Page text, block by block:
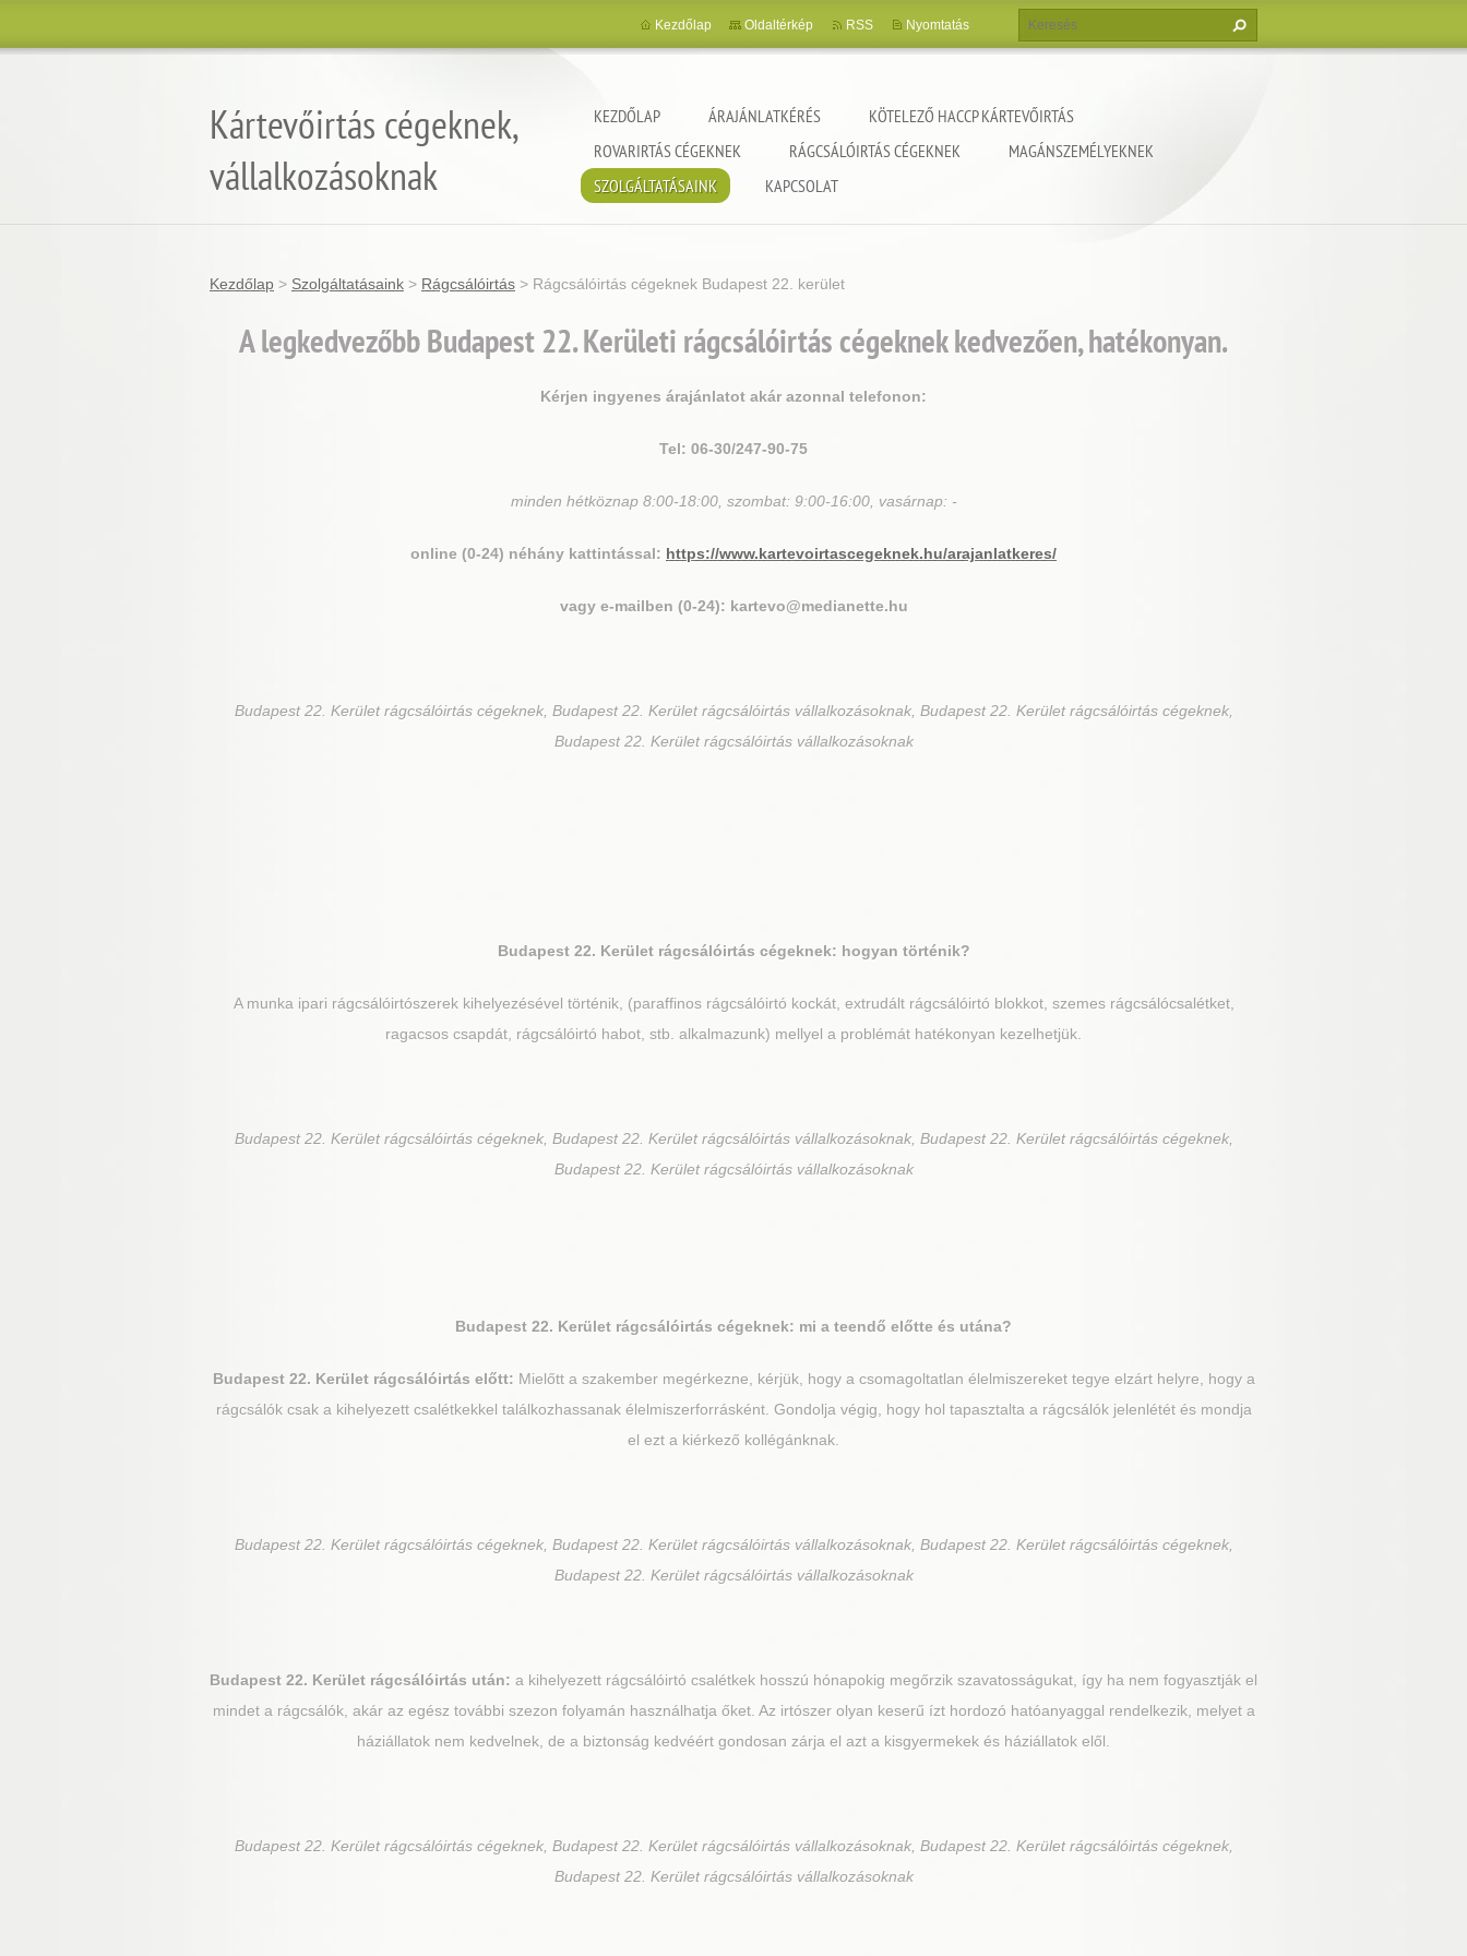
Kártevőirtás cégeknek,
vállalkozásoknak
KEZDŐLAP ÁRAJÁNLATKÉRÉS
KÖTELEZŐ HACCP KÁRTEVŐIRTÁS
ROVARIRTÁS CÉGEKNEK
RÁGCSÁLÓIRTÁS CÉGEKNEK
MAGÁNSZEMÉLYEKNEK
SZOLGÁLTATÁSAINK
KAPCSOLAT
Kezdőlap Oldaltérkép RSS Nyomtatás
Kezdőlap > Szolgáltatásaink > Rágcsálóirtás > Rágcsálóirtás cégeknek Budapest 22. kerület
A legkedvezőbb Budapest 22. Kerületi rágcsálóirtás cégeknek kedvezően, hatékonyan.
Kérjen ingyenes árajánlatot akár azonnal telefonon:
Tel: 06-30/247-90-75
minden hétköznap 8:00-18:00, szombat: 9:00-16:00, vasárnap: -
online (0-24) néhány kattintással: https://www.kartevoirtascegeknek.hu/arajanlatkeres/
vagy e-mailben (0-24): kartevo@medianette.hu
Budapest 22. Kerületrágcsálóirtás cégeknek, Budapest 22. Kerület rágcsálóirtás vállalkozásoknak, Budapest 22. Kerület rágcsálóirtás cégeknek,
Budapest 22. Kerület rágcsálóirtás vállalkozásoknak
Budapest 22. Kerületrágcsálóirtás cégeknek: hogyan történik?
A munka ipari rágcsálóirtószerek kihelyezésével történik, (paraffinos rágcsálóirtó kockát, extrudált rágcsálóirtó blokkot, szemes rágcsálócsalétket,
ragacsos csapdát, rágcsálóirtó habot, stb. alkalmazunk) mellyel a problémát hatékonyan kezelhetjük.
Budapest 22. Kerületrágcsálóirtás cégeknek, Budapest 22. Kerület rágcsálóirtás vállalkozásoknak, Budapest 22. Kerület rágcsálóirtás cégeknek,
Budapest 22. Kerület rágcsálóirtás vállalkozásoknak
Budapest 22. Kerület rágcsálóirtás cégeknek: mi a teendő előtte és utána?
Budapest 22. Kerületrágcsálóirtás előtt: Mielőtt a szakember megérkezne, kérjük, hogy a csomagoltatlan élelmiszereket tegye elzárt helyre, hogy a
rágcsálók csak a kihelyezett csalétkekkel találkozhassanak élelmiszerforrásként. Gondolja végig, hogy hol tapasztalta a rágcsálók jelenlétét és mondja
el ezt a kiérkező kollégánknak.
Budapest 22. Kerületrágcsálóirtás cégeknek, Budapest 22. Kerület rágcsálóirtás vállalkozásoknak, Budapest 22. Kerület rágcsálóirtás cégeknek,
Budapest 22. Kerület rágcsálóirtás vállalkozásoknak
Budapest 22. Kerület rágcsálóirtás után: a kihelyezett rágcsálóirtó csalétkek hosszú hónapokig megőrzik szavatosságukat, így ha nem fogyasztják el
mindet a rágcsálók, akár az egész további szezon folyamán használhatja őket. Az irtószer olyan keserű ízt hordozó hatóanyaggal rendelkezik, melyet a
háziállatok nem kedvelnek, de a biztonság kedvéért gondosan zárja el azt a kisgyermekek és háziállatok elől.
Budapest 22. Kerületrágcsálóirtás cégeknek, Budapest 22. Kerület rágcsálóirtás vállalkozásoknak, Budapest 22. Kerület rágcsálóirtás cégeknek,
Budapest 22. Kerület rágcsálóirtás vállalkozásoknak